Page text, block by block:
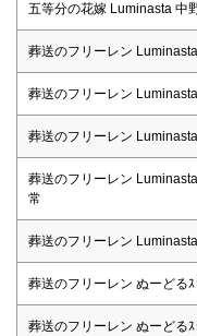
五等分の花嫁 Luminasta 中
葬送のフリーレン
葬送のフリーレン
葬送のフリーレン
葬送のフリーレン
常
葬送のフリーレン
葬送のフリーレン ぬーどるｽ
葬送のフリーレン ぬーどるｽ